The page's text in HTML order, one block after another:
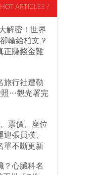
ARTICLES /
解密！世界
輸給柏文？
正賺錢金雞
旅行社遭勒
照…觀光署完
票價、座位
張員瑛、
單不斷更新
？心臟科名